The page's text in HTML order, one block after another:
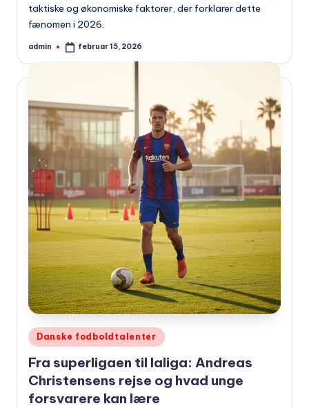
taktiske og økonomiske faktorer, der forklarer dette
fænomen i 2026.
Indsendt
admin februar 15, 2026
Udgivet
Danske fodboldtalenter
Fra superligaen til laliga: Andreas
Christensens rejse og hvad unge
forsvarere kan lære